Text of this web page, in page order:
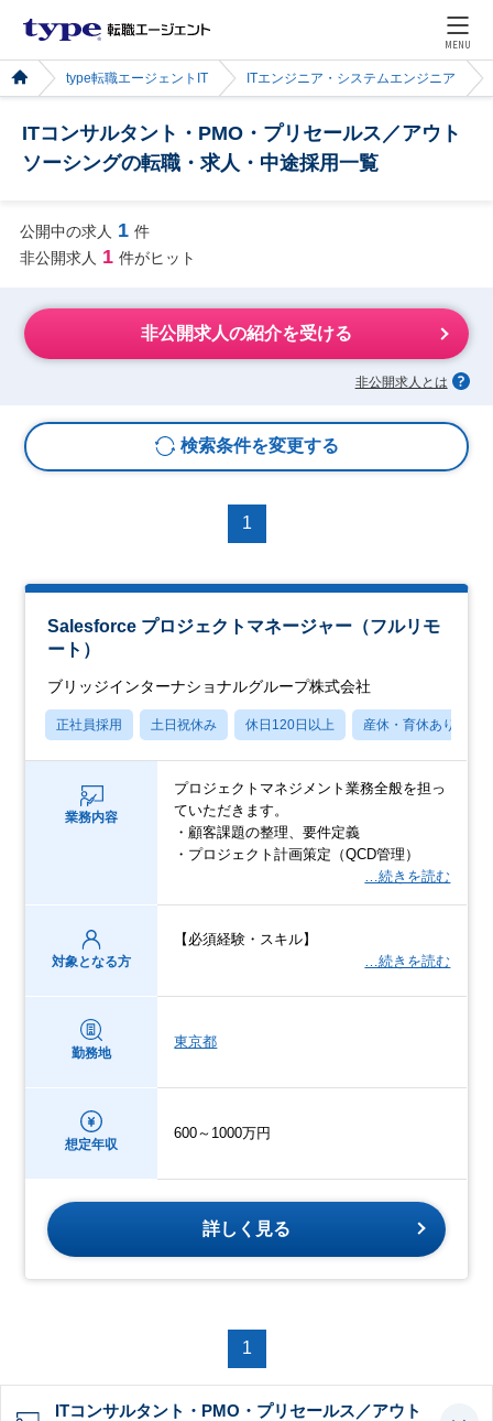
MENU
type転職エージェントIT ITエンジニア・システムエンジニア
ITコンサルタント・PMO・プリセールス／アウト
ソーシングの転職・求人・中途採用一覧
公開中の求人 1 件
非公開求人 1 件がヒット
非公開求人の紹介を受ける
非公開求人とは
検索条件を変更する
1
Salesforce プロジェクトマネージャー（フルリモ
ート）
ブリッジインターナショナルグループ株式会社
正社員採用 土日祝休み 休日120日以上 産休・育休あり
業務内容
プロジェクトマネジメント業務全般を担っ
ていただきます。
・顧客課題の整理、要件定義
・プロジェクト計画策定（QCD管理）
…続きを読む
対象となる方
【必須経験・スキル】
…続きを読む
勤務地
東京都
想定年収
600～1000万円
詳しく見る
1
ITコンサルタント・PMO・プリセールス／アウト